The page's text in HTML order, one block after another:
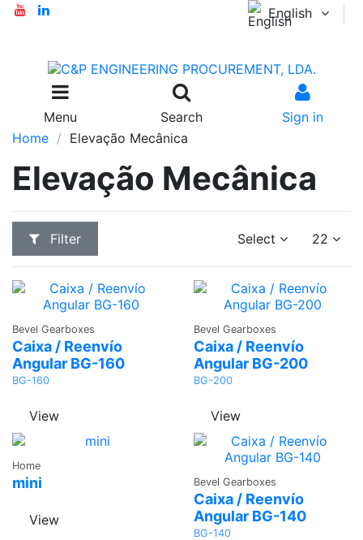
English
Menu Search
Sign in
Home
Elevação Mecânica
Elevação Mecânica
Filter Select 22
Quote
Bevel Gearboxes
Caixa / Reenvío
Angular BG-160
BG-160
View
Quote
Bevel Gearboxes
Caixa / Reenvío
Angular BG-200
BG-200
View
Home
mini
View
Quote
Bevel Gearboxes
Caixa / Reenvío
Angular BG-140
BG-140